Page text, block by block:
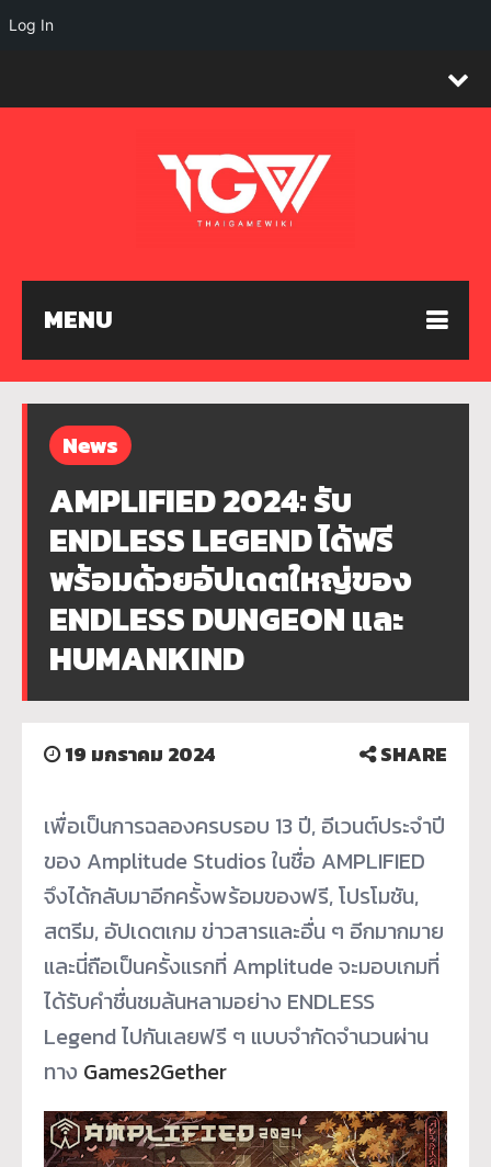
MENU
News
AMPLIFIED 2024: รับ
ENDLESS LEGEND ได้ฟรี
พร้อมด้วยอัปเดตใหญ่ของ
ENDLESS DUNGEON และ
HUMANKIND
19 มกราคม 2024 SHARE
เพื่อเป็นการฉลองครบรอบ 13 ปี, อีเวนต์ประจำปี
ของ Amplitude Studios ในชื่อ AMPLIFIED
จึงได้กลับมาอีกครั้งพร้อมของฟรี, โปรโมชัน,
สตรีม, อัปเดตเกม ข่าวสารและอื่น ๆ อีกมากมาย
และนี่ถือเป็นครั้งแรกที่ Amplitude จะมอบเกมที่
ได้รับคำชื่นชมล้นหลามอย่าง ENDLESS
Legend ไปกันเลยฟรี ๆ แบบจำกัดจำนวนผ่าน
ทาง Games2Gether
Log In